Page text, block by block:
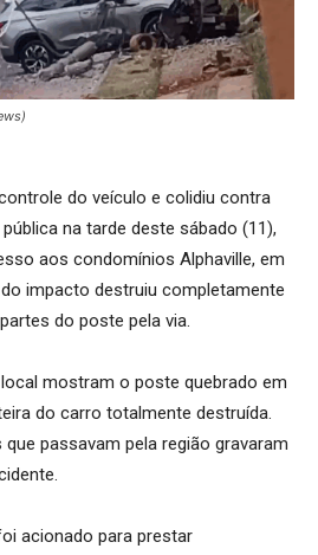
do veículo e colidiu contra
na tarde deste sábado (11),
aos condomínios Alphaville, em
impacto destruiu completamente
do poste pela via.
mostram o poste quebrado em
do carro totalmente destruída.
passavam pela região gravaram
acionado para prestar